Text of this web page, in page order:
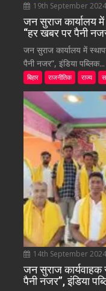
19th September 2024
जन सुराज कार्यालय
“हर खबर पर पैनी
जन सुराज कार्यालय में
पैनी नजर”, इंडिया पब्लिक...
बिहार राजनीतिक राज्य
14th September 2024
जन सुराज कार्यवाहक
पैनी नजर”, इंडिया